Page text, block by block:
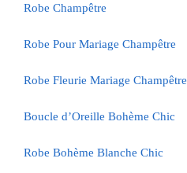
Robe Champêtre
Robe Pour Mariage Champêtre
Robe Fleurie Mariage Champêtre
Boucle d’Oreille Bohème Chic
Robe Bohème Blanche Chic